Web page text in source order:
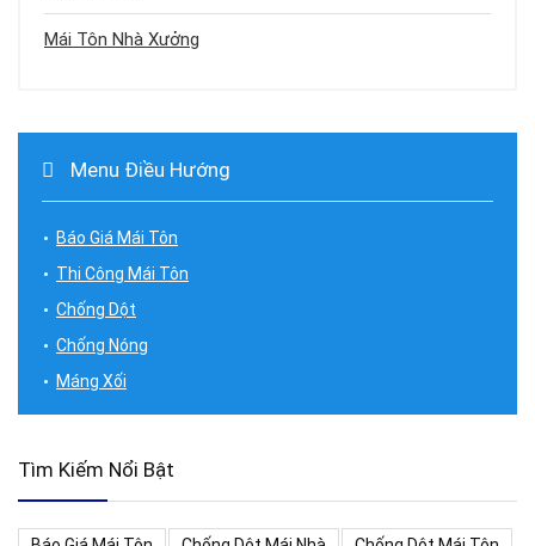
Mái Tôn Nhà Xưởng
Menu Điều Hướng
Báo Giá Mái Tôn
Thi Công Mái Tôn
Chống Dột
Chống Nóng
Máng Xối
Tìm Kiếm Nổi Bật